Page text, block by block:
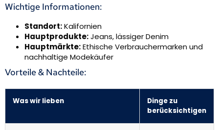
Wichtige Informationen:
Standort:Kalifornien
Hauptprodukte:Jeans, lässiger Denim
Hauptmärkte:Ethische Verbrauchermarken und
nachhaltige Modekäufer
Vorteile & Nachteile:
Was wir lieben
Dinge zu
berücksichtigen